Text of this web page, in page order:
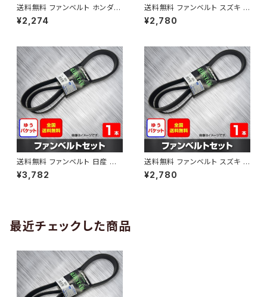
送料無料 ファンベルト ホンダ フ
ィット 型式GE6 H19.10～H25.
09 （国内トップメーカー） 1本 H
¥2,274
送料無料 ファンベルト スズキ ス
ペーシア 型式MK32S H25.03
～H30.02 （国内トップメーカ
¥2,780
送料無料 ファンベルト 日産 キ
ューブ 型式Z12 H20.11～H24.
10 （国内トップメーカー） 1本 H
¥3,782
送料無料 ファンベルト スズキ ワ
ゴンR 型式MH34S H24.09～
H29.02 （国内トップメーカー）
¥2,780
最近チェックした商品